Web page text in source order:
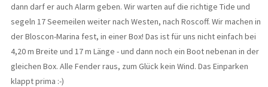
dann darf er auch Alarm geben. Wir warten auf die richtige Tide und
segeln 17 Seemeilen weiter nach Westen, nach Roscoff. Wir machen in
der Bloscon-Marina fest, in einer Box! Das ist für uns nicht einfach bei
4,20 m Breite und 17 m Länge - und dann noch ein Boot nebenan in der
gleichen Box. Alle Fender raus, zum Glück kein Wind. Das Einparken
klappt prima :-)